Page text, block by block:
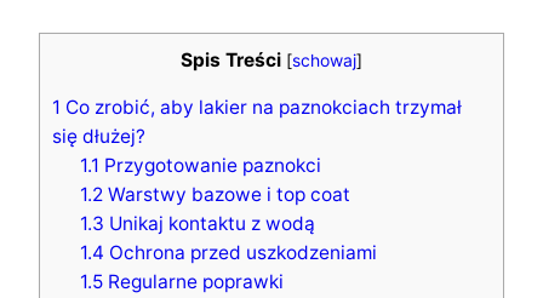
Spis Treści [schowaj]
1 Co zrobić, aby lakier na paznokciach trzymał
się dłużej?
1.1 Przygotowanie paznokci
1.2 Warstwy bazowe i top coat
1.3 Unikaj kontaktu z wodą
1.4 Ochrona przed uszkodzeniami
1.5 Regularne poprawki